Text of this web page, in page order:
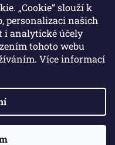
„Cookie“ slouží k
personalizaci našich
i analytické účely
tohoto webu
Více informací
práva vyhrazena.